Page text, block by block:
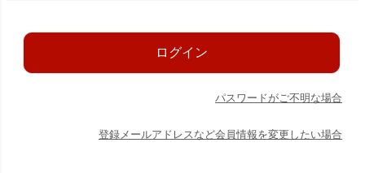
ログイン
パスワードがご不明な場合
登録メールアドレスなど会員情報を変更したい場合